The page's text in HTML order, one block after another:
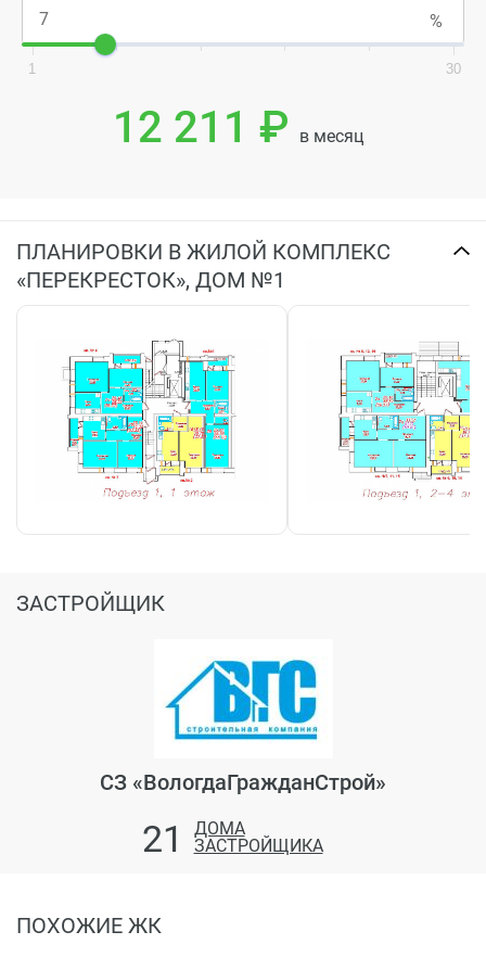
1 30
12 211 ₽ в месяц
ПЛАНИРОВКИ В ЖИЛОЙ КОМПЛЕКС
«ПЕРЕКРЕСТОК», ДОМ №1
ЗАСТРОЙЩИК
СЗ «ВологдаГражданСтрой»
21
ДОМА
ЗАСТРОЙЩИКА
ПОХОЖИЕ ЖК